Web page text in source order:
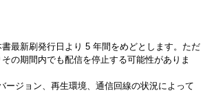
書最新刷発行日より 5 年間をめどとします。ただ
の期間内でも配信を停止する可能性がありま
ージョン、再生環境、通信回線の状況によって